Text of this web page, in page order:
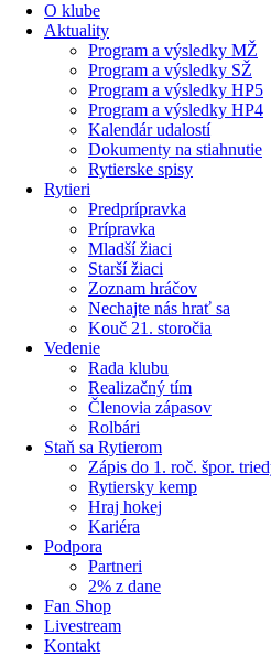
O klube
Aktuality
Program a výsledky MŽ
Program a výsledky SŽ
Program a výsledky HP5
Program a výsledky HP4
Kalendár udalostí
Dokumenty na stiahnutie
Rytierske spisy
Rytieri
Predprípravka
Prípravka
Mladší žiaci
Starší žiaci
Zoznam hráčov
Nechajte nás hrať sa
Kouč 21. storočia
Vedenie
Rada klubu
Realizačný tím
Členovia zápasov
Rolbári
Staň sa Rytierom
Zápis do 1. roč. špor.
Rytiersky kemp
Hraj hokej
Kariéra
Podpora
Partneri
2% z dane
Fan Shop
Livestream
Kontakt